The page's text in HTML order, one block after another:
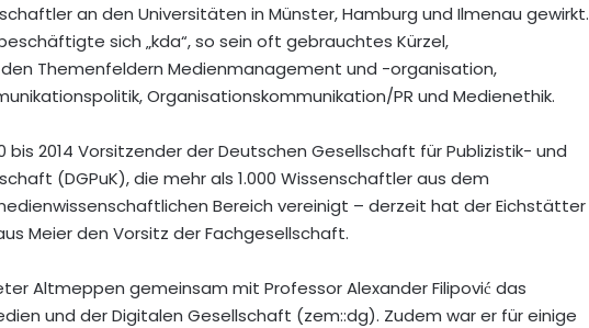
an den Universitäten in Münster, Hamburg und Ilmenau gewirkt.
sich „kda“, so sein oft gebrauchtes Kürzel,
Themenfeldern Medienmanagement und -organisation,
Organisationskommunikation/PR und Medienethik.
bis 2014 Vorsitzender der Deutschen Gesellschaft für Publizistik- und
(DGPuK), die mehr als 1.000 Wissenschaftler aus dem
Bereich vereinigt – derzeit hat der Eichstätter
Meier den Vorsitz der Fachgesellschaft.
Altmeppen gemeinsam mit Professor Alexander Filipović das
und der Digitalen Gesellschaft (zem::dg). Zudem war er für einige